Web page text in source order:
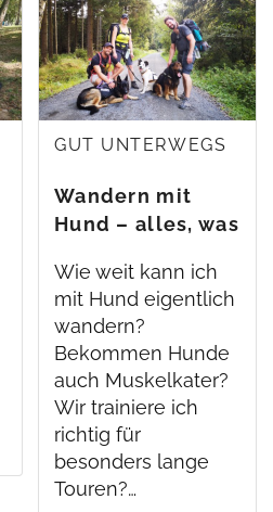
GUT UNTERWEGS
Wandern mit
Hund – alles, was
Wie weit kann ich
mit Hund eigentlich
wandern?
Bekommen Hunde
auch Muskelkater?
Wir trainiere ich
richtig für
besonders lange
Touren?…